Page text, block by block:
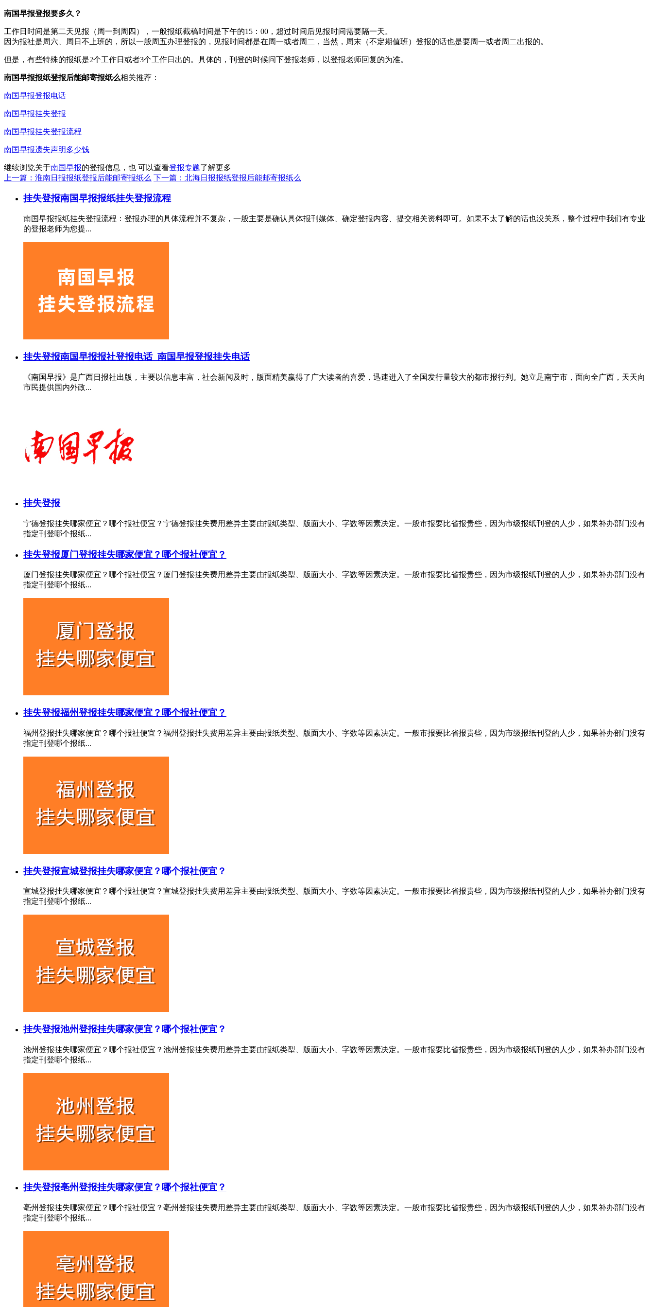
南国早报登报要多久？
工作日时间是第二天见报（周一到周四），一般报纸截稿时间是下午的15：00，超过时间后见报时间需要隔一天。
因为报社是周六、周日不上班的，所以一般周五办理登报的，见报时间都是在周一或者周二，当然，周末（不定期值班）登报的话也是要周一或者周二出报的。
但是，有些特殊的报纸是2个工作日或者3个工作日出的。具体的，刊登的时候问下登报老师，以登报老师回复的为准。
南国早报报纸登报后能邮寄报纸么相关推荐：
南国早报登报电话
南国早报挂失登报
南国早报挂失登报流程
南国早报遗失声明多少钱
继续浏览关于南国早报的登报信息，也 可以查看登报专题了解更多
上一篇：淮南日报报纸登报后能邮寄报纸么 下一篇：北海日报报纸登报后能邮寄报纸么
挂失登报南国早报报纸挂失登报流程
南国早报报纸挂失登报流程：登报办理的具体流程并不复杂，一般主要是确认具体报刊媒体、确定登报内容、提交相关资料即可。如果不太了解的话也没关系，整个过程中我们有专业
的登报老师为您提...
挂失登报南国早报报社登报电话_南国早报登报挂失电话
《南国早报》是广西日报社出版，主要以信息丰富，社会新闻及时，版面精美赢得了广大读者的喜爱，迅速进入了全国发行量较大的都市报行列。她立足南宁市，面向全广西，天天向
市民提供国内外政...
挂失登报
宁德登报挂失哪家便宜？哪个报社便宜？宁德登报挂失费用差异主要由报纸类型、版面大小、字数等因素决定。一般市报要比省报贵些，因为市级报纸刊登的人少，如果补办部门没有
指定刊登哪个报纸...
挂失登报厦门登报挂失哪家便宜？哪个报社便宜？
厦门登报挂失哪家便宜？哪个报社便宜？厦门登报挂失费用差异主要由报纸类型、版面大小、字数等因素决定。一般市报要比省报贵些，因为市级报纸刊登的人少，如果补办部门没有
指定刊登哪个报纸...
挂失登报福州登报挂失哪家便宜？哪个报社便宜？
福州登报挂失哪家便宜？哪个报社便宜？福州登报挂失费用差异主要由报纸类型、版面大小、字数等因素决定。一般市报要比省报贵些，因为市级报纸刊登的人少，如果补办部门没有
指定刊登哪个报纸...
挂失登报宣城登报挂失哪家便宜？哪个报社便宜？
宣城登报挂失哪家便宜？哪个报社便宜？宣城登报挂失费用差异主要由报纸类型、版面大小、字数等因素决定。一般市报要比省报贵些，因为市级报纸刊登的人少，如果补办部门没有
指定刊登哪个报纸...
挂失登报池州登报挂失哪家便宜？哪个报社便宜？
池州登报挂失哪家便宜？哪个报社便宜？池州登报挂失费用差异主要由报纸类型、版面大小、字数等因素决定。一般市报要比省报贵些，因为市级报纸刊登的人少，如果补办部门没有
指定刊登哪个报纸...
挂失登报亳州登报挂失哪家便宜？哪个报社便宜？
亳州登报挂失哪家便宜？哪个报社便宜？亳州登报挂失费用差异主要由报纸类型、版面大小、字数等因素决定。一般市报要比省报贵些，因为市级报纸刊登的人少，如果补办部门没有
指定刊登哪个报纸...